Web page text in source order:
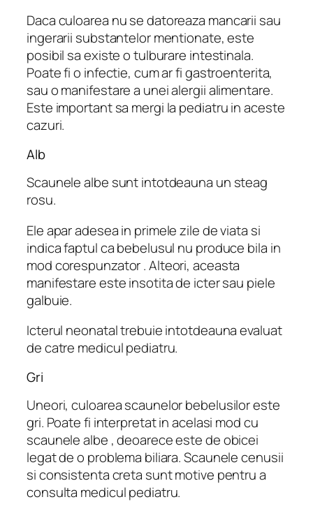
Daca culoarea nu se datoreaza mancarii sau
ingerarii substantelor mentionate, este
posibil sa existe o tulburare intestinala.
Poate fi o infectie, cum ar fi gastroenterita,
sau o manifestare a unei alergii alimentare.
Este important sa mergi la pediatru in aceste
cazuri.
Alb
Scaunele albe sunt intotdeauna un steag
rosu.
Ele apar adesea in primele zile de viata si
indica faptul ca bebelusul nu produce bila in
mod corespunzator . Alteori, aceasta
manifestare este insotita de icter sau piele
galbuie.
Icterul neonatal trebuie intotdeauna evaluat
de catre medicul pediatru.
Gri
Uneori, culoarea scaunelor bebelusilor este
gri. Poate fi interpretat in acelasi mod cu
scaunele albe , deoarece este de obicei
legat de o problema biliara. Scaunele cenusii
si consistenta creta sunt motive pentru a
consulta medicul pediatru.